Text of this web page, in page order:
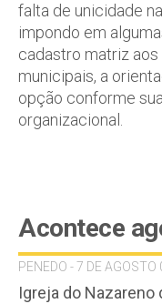
falta de unicidade
impondo em
cadastro matriz
municipais, a
opção conforme
organizacional.
Acontece
PENEDO - 7 DE AGOSTO
Igreja do Nazareno